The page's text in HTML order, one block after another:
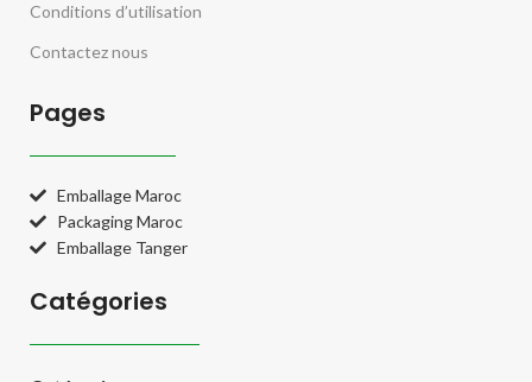
Conditions d’utilisation
Contactez nous
Pages
Emballage Maroc
Packaging Maroc
Emballage Tanger
Catégories